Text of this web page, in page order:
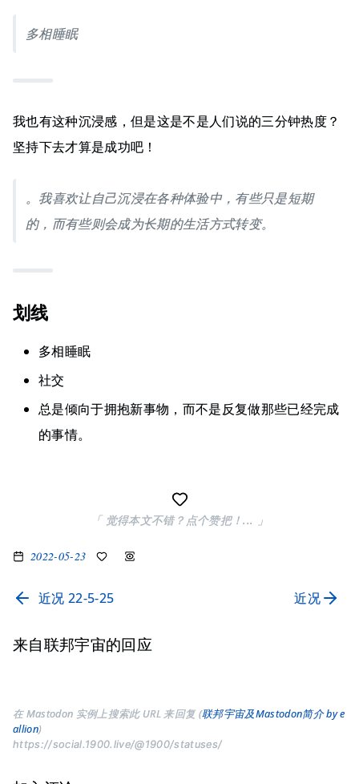
多相睡眠
我也有这种沉浸感，但是这是不是人们说的三分钟热度？
坚持下去才算是成功吧！
。我喜欢让自己沉浸在各种体验中，有些只是短期
的，而有些则会成为长期的生活方式转变。
划线
多相睡眠
社交
总是倾向于拥抱新事物，而不是反复做那些已经完成
的事情。
「 觉得本文不错？点个赞把！... 」
2022-05-23
近况 22-5-25 近况
来自联邦宇宙的回应
在 Mastodon 实例上搜索此 URL 来回复 (联邦宇宙及Mastodon简介 by e
allion)
https://social.1900.live/@1900/statuses/